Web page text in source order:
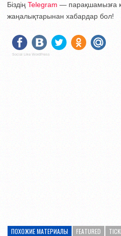
Біздің Telegram — парақшамызға
жаңалықтарынан хабардар бол!
Social Like WordPress
ПОХОЖИЕ МАТЕРИАЛЫ FEATURED